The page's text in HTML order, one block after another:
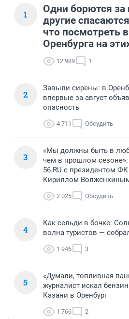
1
Одни борются за
другие
что посмотреть
Оренбурга на
12 989 1
2
Завыли сирены: в
впервые за август
опасность
4 711 Обсудить
3
«Мы должны быть в
чем в прошлом
56.RU с президентом ФК
Кириллом
2 025 Обсудить
4
Как сельди в бочке:
волна туристов —
1 946 3
5
«Думали, топливная
журналист искал
Казани в Оренбург
1 766 2